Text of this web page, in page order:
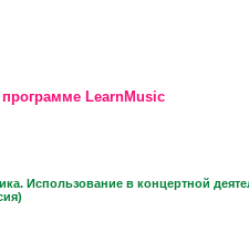
LearnMusic
Использование в концертной